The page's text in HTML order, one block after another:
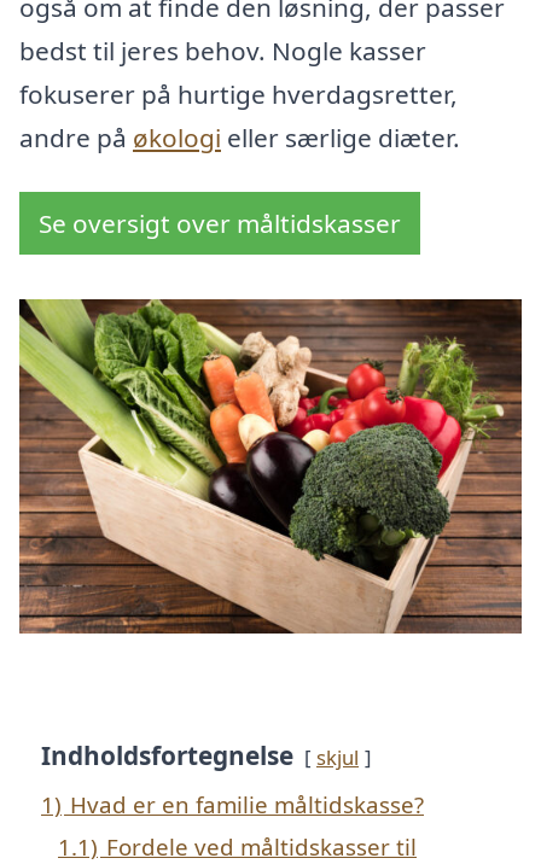
bedst til jeres behov. Nogle kasser
fokuserer på hurtige hverdagsretter,
andre på økologi eller særlige diæter.
Se oversigt over måltidskasser
Indholdsfortegnelse skjul
1) Hvad er en familie måltidskasse?
1.1) Fordele ved måltidskasser til